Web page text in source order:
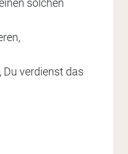
Du verdienst das